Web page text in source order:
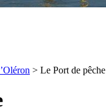
> Le Port de pêche